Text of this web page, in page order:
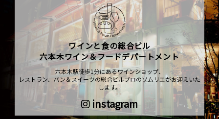
ワインと食の総合ビル
六本木ワイン＆フードデパートメント
六本木駅徒歩1分にあるワインショップ、
レストラン、パン＆スイーツの総合ビルプロのソムリエがお迎えいた
します。
instagram